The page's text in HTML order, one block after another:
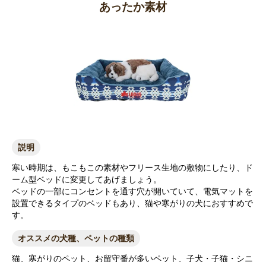
あったか素材
説明
寒い時期は、もこもこの素材やフリース生地の敷物にしたり、ド
ーム型ベッドに変更してあげましょう。
ベッドの一部にコンセントを通す穴が開いていて、電気マットを
設置できるタイプのベッドもあり、猫や寒がりの犬におすすめで
す。
オススメの犬種、ペットの種類
猫、寒がりのペット、お留守番が多いペット、子犬・子猫・シニ